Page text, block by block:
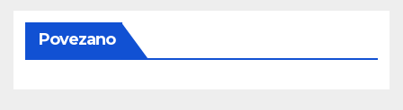
Povezano